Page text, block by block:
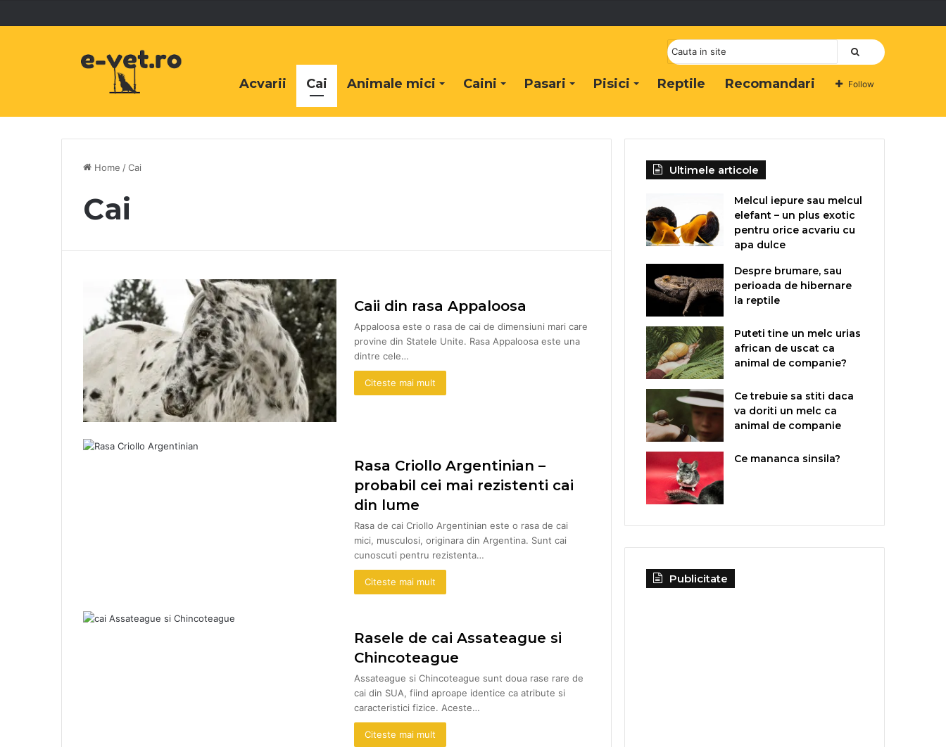
Cauta
Acvarii Cai Animale mici Caini Pasari Pisici Reptile Recomandari Follow
Home /Cai
Cai
Caii din rasa Appaloosa
Appaloosa este o rasa de cai de dimensiuni mari care
provine din Statele Unite. Rasa Appaloosa este una
dintre cele…
Citeste mai mult
Rasa Criollo Argentinian –
probabil cei mai rezistenti cai
din lume
Rasa de cai Criollo Argentinian este o rasa de cai
mici, musculosi, originara din Argentina. Sunt cai
cunoscuti pentru rezistenta…
Citeste mai mult
Rasele de cai Assateague si
Chincoteague
Assateague si Chincoteague sunt doua rase rare de
cai din SUA, fiind aproape identice ca atribute si
caracteristici fizice. Aceste…
Citeste mai mult
Ultimele articole
Melcul iepure sau melcul
elefant – un plus exotic
pentru orice acvariu cu
apa dulce
Despre brumare, sau
perioada de hibernare
la reptile
Puteti tine un melc urias
african de uscat ca
animal de companie?
Ce trebuie sa stiti daca
va doriti un melc ca
animal de companie
Ce mananca sinsila?
Publicitate